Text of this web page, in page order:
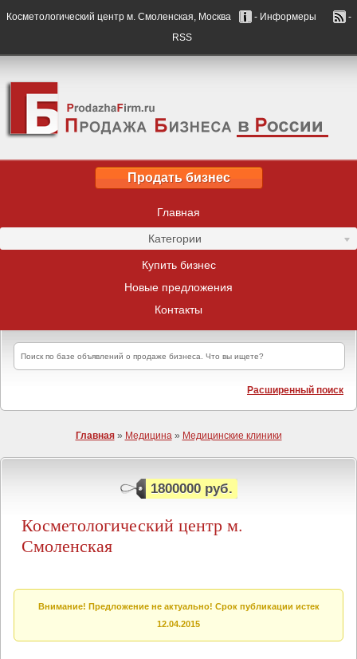
Косметологический центр м. Смоленская, Москва - Информеры
-
RSS
Продать бизнес
Главная
Категории
Купить бизнес
Новые предложения
Контакты
Расширенный поиск
Главная» Медицина» Медицинские клиники
1800000 руб.
Косметологический центр м.
Смоленская
Внимание! Предложение не актуально! Срок публикации истек
12.04.2015